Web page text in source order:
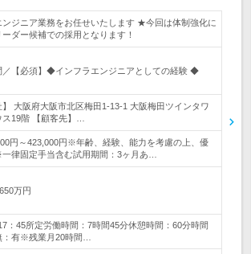
ンジニア業務をお任せいたします ★今回は体制強化に
ダー候補での採用となります！
／【必須】◆インフラエンジニアとしての経験 ◆
】 大阪府大阪市北区梅田1-13-1 大阪梅田ツインタワ
ス19階 【顧客先】…
円～423,000円※年齢、経験、能力を考慮の上、優
律固定手当含む試用期間：3ヶ月あ…
万円
：45所定労働時間：7時間45分休憩時間：60分時間
：有※残業月20時間…